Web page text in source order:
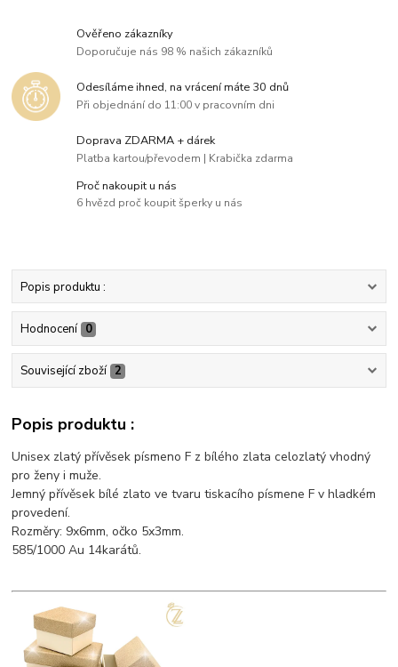
Ověřeno zákazníky
Doporučuje nás 98 % našich zákazníků
Odesíláme ihned, na vrácení máte 30 dnů
Při objednání do 11:00 v pracovním dni
Doprava ZDARMA + dárek
Platba kartou/převodem | Krabička zdarma
Proč nakoupit u nás
6 hvězd proč koupit šperky u nás
Popis produktu :
Hodnocení 0
Související zboží 2
Popis produktu :
Unisex zlatý přívěsek písmeno F z bílého zlata celozlatý vhodný
pro ženy i muže.
Jemný přívěsek bílé zlato ve tvaru tiskacího písmene F v hladkém
provedení.
Rozměry: 9x6mm, očko 5x3mm.
585/1000 Au 14karátů.